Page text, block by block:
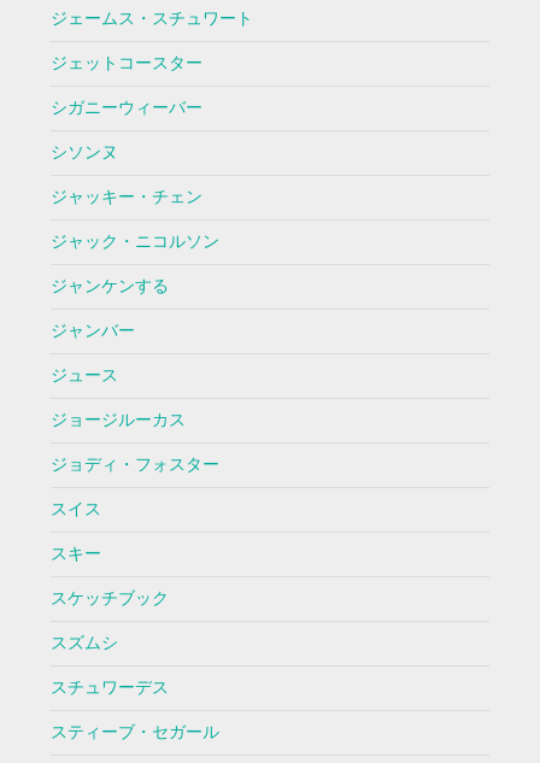
ジェームス・スチュワート
ジェットコースター
シガニーウィーバー
シソンヌ
ジャッキー・チェン
ジャック・ニコルソン
ジャンケンする
ジャンバー
ジュース
ジョージルーカス
ジョディ・フォスター
スイス
スキー
スケッチブック
スズムシ
スチュワーデス
スティーブ・セガール